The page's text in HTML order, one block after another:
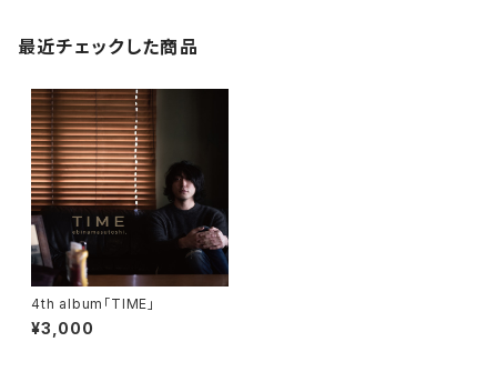
最近チェックした商品
4th album「TIME」
¥3,000